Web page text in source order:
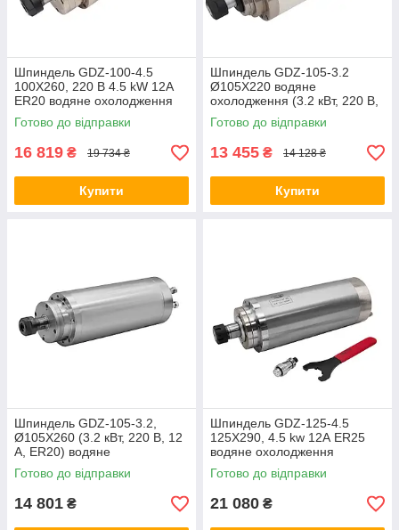
Шпиндель GDZ-100-4.5
100X260, 220 В 4.5 kW 12А
ER20 водяне охолодження
Готово до відправки
16 819 ₴ 19 734 ₴
Купити
Шпиндель GDZ-105-3.2
Ø105Х220 водяне
охолодження (3.2 кВт, 220 В,
11.5 А, ER20)
Готово до відправки
13 455 ₴ 14 128 ₴
Купити
Шпиндель GDZ-105-3.2,
Ø105X260 (3.2 кВт, 220 В, 12
А, ER20) водяне
охолодження для
фрезерного верстата з ЧПК
Готово до відправки
14 801 ₴
Шпиндель GDZ-125-4.5
125X290, 4.5 kw 12А ER25
водяне охолодження
Готово до відправки
21 080 ₴